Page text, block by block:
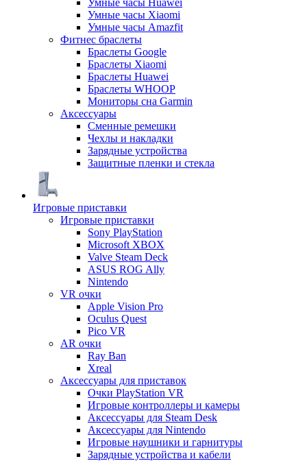
Умные часы Huawei
Умные часы Xiaomi
Умные часы Amazfit
Фитнес браслеты
Браслеты Google
Браслеты Xiaomi
Браслеты Huawei
Браслеты WHOOP
Мониторы сна Garmin
Аксессуары
Сменные ремешки
Чехлы и накладки
Зарядные устройства
Защитные пленки и стекла
Игровые приставки
Игровые приставки
Sony PlayStation
Microsoft XBOX
Valve Steam Deck
ASUS ROG Ally
Nintendo
VR очки
Apple Vision Pro
Oculus Quest
Pico VR
AR очки
Ray Ban
Xreal
Аксессуары для приставок
Очки PlayStation VR
Игровые контроллеры и камеры
Аксессуары для Steam Desk
Аксессуары для Nintendo
Игровые наушники и гарнитуры
Зарядные устройства и кабели